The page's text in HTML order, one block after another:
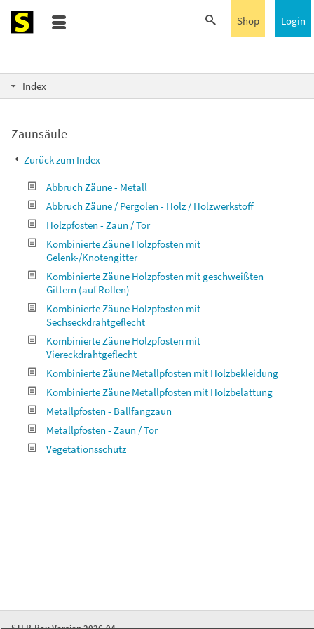
Login
Shop
Index
Zaunsäule
Zurück zum Index
Abbruch Zäune - Metall
Abbruch Zäune / Pergolen - Holz / Holzwerkstoff
Holzpfosten - Zaun / Tor
Kombinierte Zäune Holzpfosten mit
Gelenk-/Knotengitter
Kombinierte Zäune Holzpfosten mit geschweißten
Gittern (auf Rollen)
Kombinierte Zäune Holzpfosten mit
Sechseckdrahtgeflecht
Kombinierte Zäune Holzpfosten mit
Viereckdrahtgeflecht
Kombinierte Zäune Metallpfosten mit Holzbekleidung
Kombinierte Zäune Metallpfosten mit Holzbelattung
Metallpfosten - Ballfangzaun
Metallpfosten - Zaun / Tor
Vegetationsschutz